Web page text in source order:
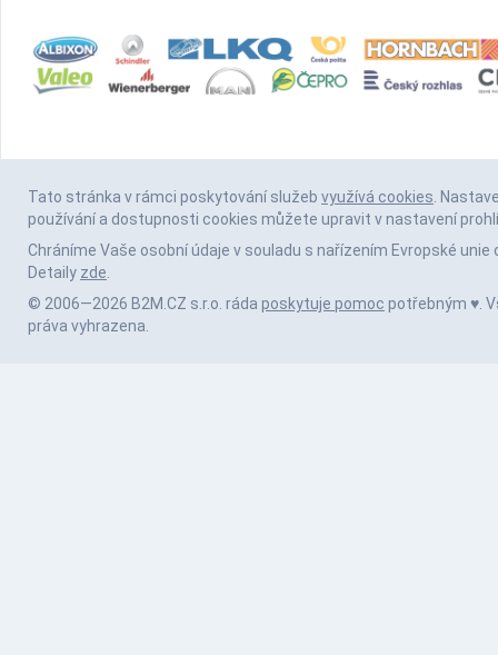
Tato stránka v rámci poskytování služeb využívá cookies.
používání a dostupnosti cookies můžete upravit v nastavení
Chráníme Vaše osobní údaje v souladu s nařízením Evropské unie
Detaily zde.
© 2006—2026 B2M.CZ s.r.o. ráda poskytuje pomoc potřebným ♥️.
práva vyhrazena.